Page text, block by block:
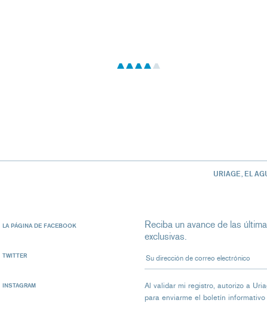
URIAGE, EL
LA PÁGINA DE FACEBOOK
TWITTER
INSTAGRAM
Reciba un avance de las
exclusivas.
Su dirección de correo
Al validar mi registro, autorizo ​​a
para enviarme el boletín informativo